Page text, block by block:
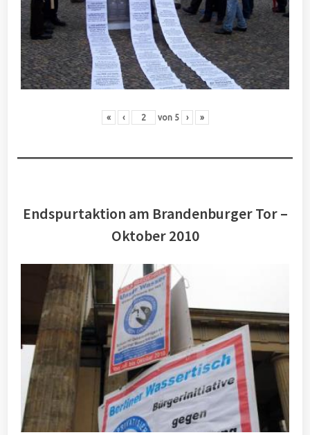
« ‹ von 5 › »
Endspurtaktion am Brandenburger Tor –
Oktober 2010